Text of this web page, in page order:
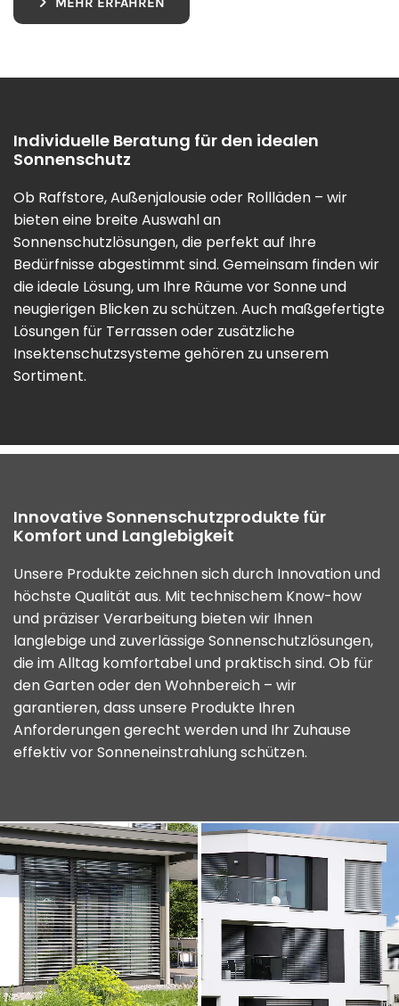
Individuelle Beratung für den idealen
Sonnenschutz
Ob Raffstore, Außenjalousie oder Rollläden – wir
bieten eine breite Auswahl an
Sonnenschutzlösungen, die perfekt auf Ihre
Bedürfnisse abgestimmt sind. Gemeinsam finden wir
die ideale Lösung, um Ihre Räume vor Sonne und
neugierigen Blicken zu schützen. Auch maßgefertigte
Lösungen für Terrassen oder zusätzliche
Insektenschutzsysteme gehören zu unserem
Sortiment.
Innovative Sonnenschutzprodukte für
Komfort und Langlebigkeit
Unsere Produkte zeichnen sich durch Innovation und
höchste Qualität aus. Mit technischem Know-how
und präziser Verarbeitung bieten wir Ihnen
langlebige und zuverlässige Sonnenschutzlösungen,
die im Alltag komfortabel und praktisch sind. Ob für
den Garten oder den Wohnbereich – wir
garantieren, dass unsere Produkte Ihren
Anforderungen gerecht werden und Ihr Zuhause
effektiv vor Sonneneinstrahlung schützen.